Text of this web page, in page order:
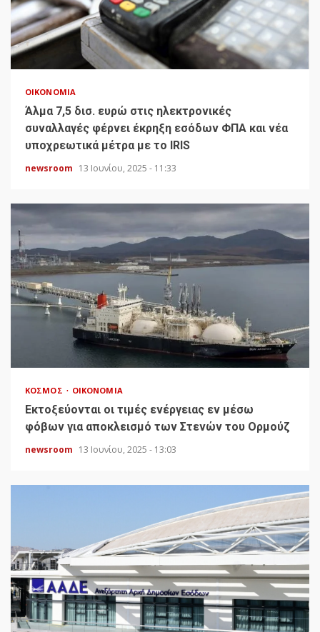
ΟΙΚΟΝΟΜΊΑ
Άλμα 7,5 δισ. ευρώ στις ηλεκτρονικές
συναλλαγές φέρνει έκρηξη εσόδων ΦΠΑ και νέα
υποχρεωτικά μέτρα με το IRIS
newsroom 13 Ιουνίου, 2025 - 11:33
ΚΌΣΜΟΣ ΟΙΚΟΝΟΜΊΑ
Εκτοξεύονται οι τιμές ενέργειας εν μέσω
φόβων για αποκλεισμό των Στενών του Ορμούζ
newsroom 13 Ιουνίου, 2025 - 13:03